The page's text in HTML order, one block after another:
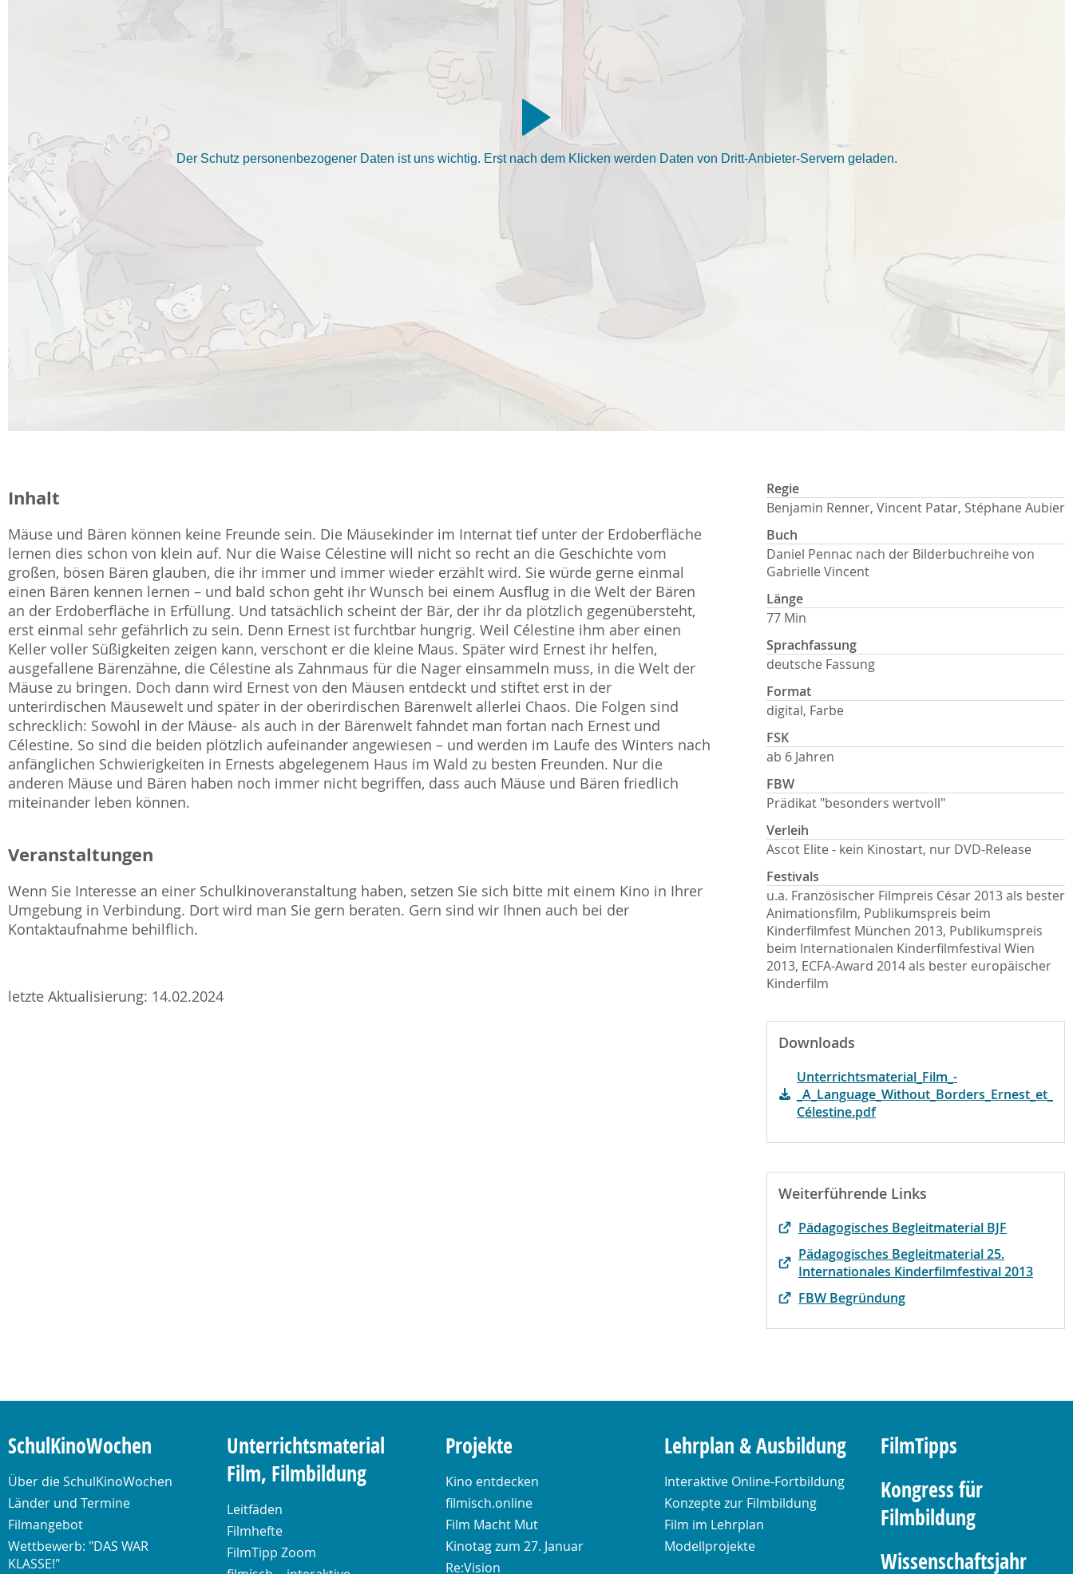
Der Schutz personenbezogener Daten ist uns wichtig. Erst nach dem Klicken werden Daten von Dritt-Anbieter-Servern geladen.
Inhalt
Mäuse und Bären können keine Freunde sein. Die Mäusekinder im Internat tief unter der Erdoberfläche
lernen dies schon von klein auf. Nur die Waise Célestine will nicht so recht an die Geschichte vom
großen, bösen Bären glauben, die ihr immer und immer wieder erzählt wird. Sie würde gerne einmal
einen Bären kennen lernen – und bald schon geht ihr Wunsch bei einem Ausflug in die Welt der Bären
an der Erdoberfläche in Erfüllung. Und tatsächlich scheint der Bär, der ihr da plötzlich gegenübersteht,
erst einmal sehr gefährlich zu sein. Denn Ernest ist furchtbar hungrig. Weil Célestine ihm aber einen
Keller voller Süßigkeiten zeigen kann, verschont er die kleine Maus. Später wird Ernest ihr helfen,
ausgefallene Bärenzähne, die Célestine als Zahnmaus für die Nager einsammeln muss, in die Welt der
Mäuse zu bringen. Doch dann wird Ernest von den Mäusen entdeckt und stiftet erst in der
unterirdischen Mäusewelt und später in der oberirdischen Bärenwelt allerlei Chaos. Die Folgen sind
schrecklich: Sowohl in der Mäuse- als auch in der Bärenwelt fahndet man fortan nach Ernest und
Célestine. So sind die beiden plötzlich aufeinander angewiesen – und werden im Laufe des Winters nach
anfänglichen Schwierigkeiten in Ernests abgelegenem Haus im Wald zu besten Freunden. Nur die
anderen Mäuse und Bären haben noch immer nicht begriffen, dass auch Mäuse und Bären friedlich
miteinander leben können.
Veranstaltungen
Wenn Sie Interesse an einer Schulkinoveranstaltung haben, setzen Sie sich bitte mit einem Kino in Ihrer
Umgebung in Verbindung. Dort wird man Sie gern beraten. Gern sind wir Ihnen auch bei der
Kontaktaufnahme behilflich.
letzte Aktualisierung: 14.02.2024
Regie
Benjamin Renner, Vincent Patar, Stéphane Aubier
Buch
Daniel Pennac nach der Bilderbuchreihe von
Gabrielle Vincent
Länge
77 Min
Sprachfassung
deutsche Fassung
Format
digital, Farbe
FSK
ab 6 Jahren
FBW
Prädikat "besonders wertvoll"
Verleih
Ascot Elite - kein Kinostart, nur DVD-Release
Festivals
u.a. Französischer Filmpreis César 2013 als bester
Animationsfilm, Publikumspreis beim
Kinderfilmfest München 2013, Publikumspreis
beim Internationalen Kinderfilmfestival Wien
2013, ECFA-Award 2014 als bester europäischer
Kinderfilm
Downloads
Unterrichtsmaterial_Film_-
_A_Language_Without_Borders_Ernest_et_
Célestine.pdf
Weiterführende Links
Pädagogisches Begleitmaterial BJF
Pädagogisches Begleitmaterial 25.
Internationales Kinderfilmfestival 2013
FBW Begründung
SchulKinoWochen
Über die SchulKinoWochen
Länder und Termine
Filmangebot
Wettbewerb: "DAS WAR
KLASSE!"
Unterrichtsmaterial
Film, Filmbildung
Leitfäden
Filmhefte
FilmTipp Zoom
Projekte
Kino entdecken
filmisch.online
Film Macht Mut
Kinotag zum 27. Januar
Re:Vision
Lehrplan & Ausbildung
Interaktive Online-Fortbildung
Konzepte zur Filmbildung
Film im Lehrplan
Modellprojekte
FilmTipps
Kongress für
Filmbildung
Wissenschaftsjahr